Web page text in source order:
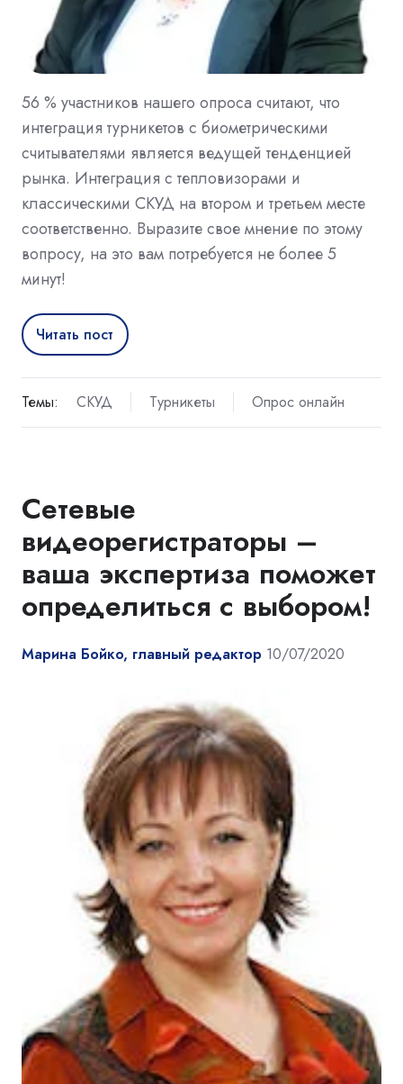
56 % участников нашего опроса считают, что
интеграция турникетов с биометрическими
считывателями является ведущей тенденцией
рынка. Интеграция с тепловизорами и
классическими СКУД на втором и третьем месте
соответственно. Выразите свое мнение по этому
вопросу, на это вам потребуется не более 5
минут!
Читать пост
Темы: СКУД Турникеты Опрос онлайн
Сетевые
видеорегистраторы –
ваша экспертиза поможет
определиться с выбором!
Марина Бойко, главный редактор 10/07/2020